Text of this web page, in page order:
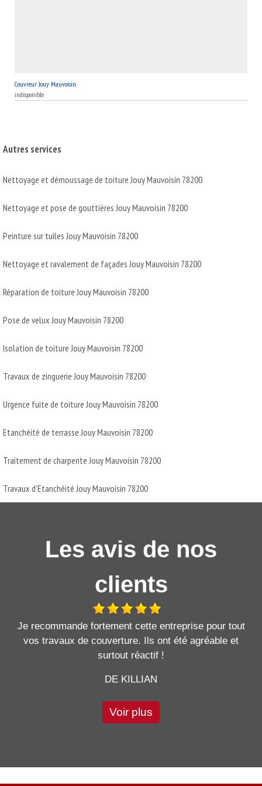
Couvreur Jouy Mauvoisin
indisponible
Autres services
Nettoyage et démoussage de toiture Jouy Mauvoisin 78200
Nettoyage et pose de gouttières Jouy Mauvoisin 78200
Peinture sur tuiles Jouy Mauvoisin 78200
Nettoyage et ravalement de façades Jouy Mauvoisin 78200
Réparation de toiture Jouy Mauvoisin 78200
Pose de velux Jouy Mauvoisin 78200
Isolation de toiture Jouy Mauvoisin 78200
Travaux de zinguerie Jouy Mauvoisin 78200
Urgence fuite de toiture Jouy Mauvoisin 78200
Etanchéité de terrasse Jouy Mauvoisin 78200
Traitement de charpente Jouy Mauvoisin 78200
Travaux d'Etanchéité Jouy Mauvoisin 78200
Les avis de nos
clients
Je recommande fortement cette entreprise pour tout
vos travaux de couverture. Ils ont été agréable et
surtout réactif !
DE KILLIAN
Voir plus